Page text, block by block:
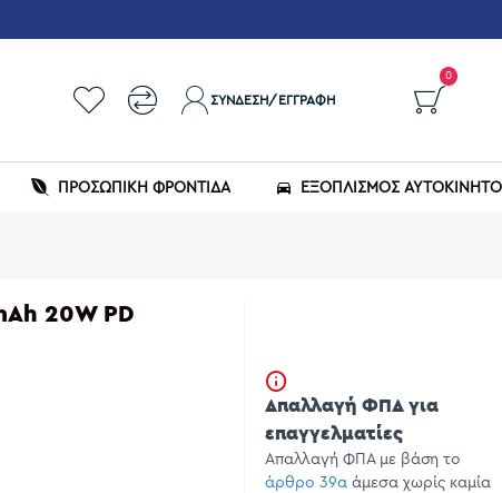
ΣΎΝΔΕΣΗ/ΕΓΓΡΑΦΉ
0
ΠΡΟΣΩΠΙΚΗ ΦΡΟΝΤΙΔΑ ΕΞΟΠΛΙΣΜΌΣ
20W PD
Απαλλαγή ΦΠΑ για
επαγγελματίες
Απαλλαγή ΦΠΑ με βάση το
άρθρο 39α άμεσα χωρίς καμία